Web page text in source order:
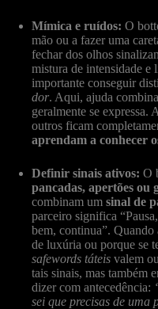
Mímica e ruídos: O
mão ou a fazer uma
fechar dos olhos
mistura de intensidade
importante conseguir
dor. Aqui, ajuda
geralmente se expressa.
outros ficam
aprendam a conhecer
Definir sinais ativos: O
pancadas, apertões ou
combinam um sinal de
parceiro significa
bem, continua”. Quando
de luxúria ou porque se
safewords táteis valem
tais sinais, mas também
dizer com antecedência:
sei que precisas de uma